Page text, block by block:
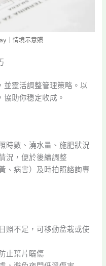
｜情境示意照
並靈活調整管理策略。以
助你穩定收成。
時數、澆水量、施肥狀況
況，便於後續調整
、病害）及時拍照諮詢專
照不足，可移動盆栽或使
止葉片曬傷